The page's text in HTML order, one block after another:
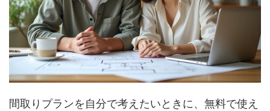
間取りプランを自分で考えたいときに、無料で使え